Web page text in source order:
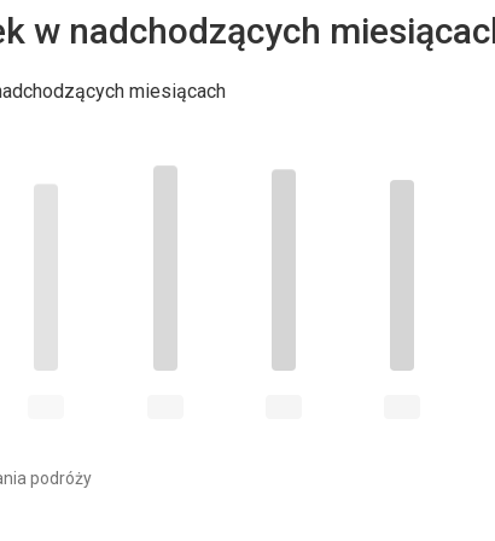
w nadchodzących
miesiącach
podróży